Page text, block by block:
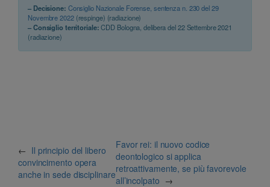
– Decisione: Consiglio Nazionale Forense, sentenza n. 230 del 29
Novembre 2022(respinge) (radiazione)
– Consiglio territoriale:CDD Bologna, delibera del 22 Settembre 2021
(radiazione)
← Il principio del libero
convincimento opera
anche in sede disciplinare
Favor rei: il nuovo codice
deontologico si applica
retroattivamente, se più favorevole
all’incolpato →